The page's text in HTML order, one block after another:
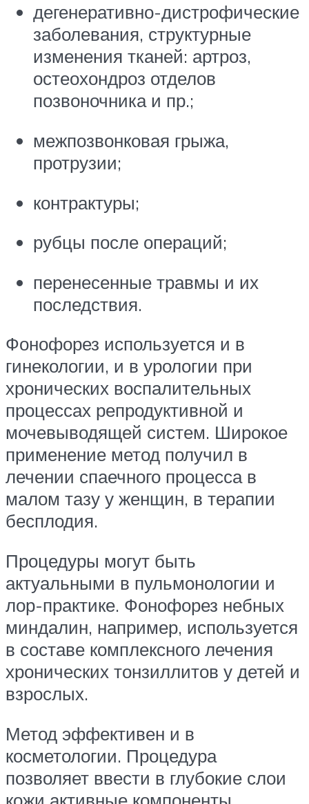
дегенеративно-дистрофические
заболевания, структурные
изменения тканей: артроз,
остеохондроз отделов
позвоночника и пр.;
межпозвонковая грыжа,
протрузии;
контрактуры;
рубцы после операций;
перенесенные травмы и их
последствия.
Фонофорез используется и в
гинекологии, и в урологии при
хронических воспалительных
процессах репродуктивной и
мочевыводящей систем. Широкое
применение метод получил в
лечении спаечного процесса в
малом тазу у женщин, в терапии
бесплодия.
Процедуры могут быть
актуальными в пульмонологии и
лор-практике. Фонофорез небных
миндалин, например, используется
в составе комплексного лечения
хронических тонзиллитов у детей и
взрослых.
Метод эффективен и в
косметологии. Процедура
позволяет ввести в глубокие слои
кожи активные компоненты